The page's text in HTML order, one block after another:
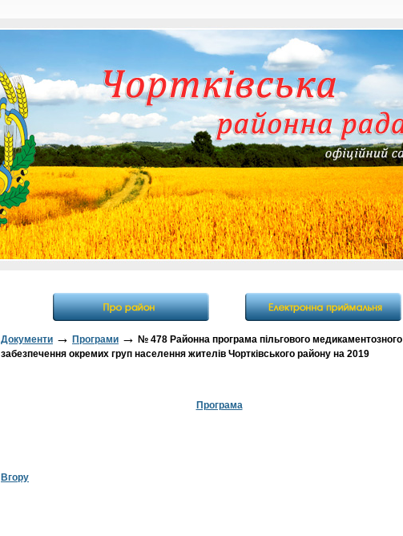
Документи → Програми → № 478 Районна програма пільгового медикаментозного
забезпечення окремих груп населення жителів Чортківського району на 2019
Програма
Вгору